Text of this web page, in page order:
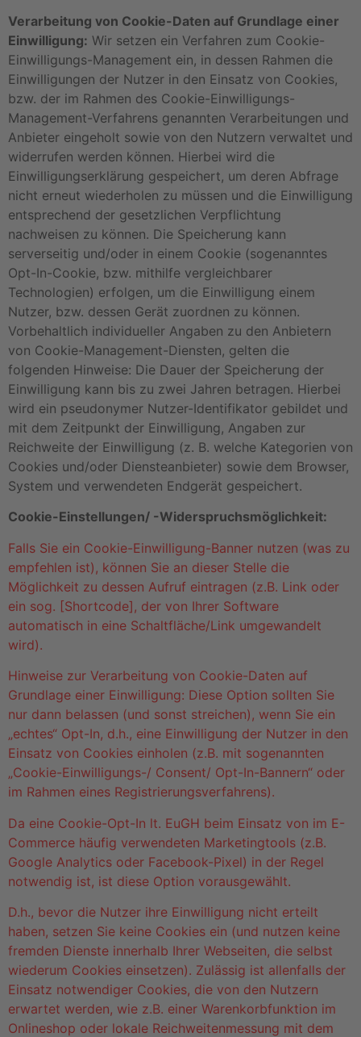
Verarbeitung von Cookie-Daten auf Grundlage einer
Einwilligung: Wir setzen ein Verfahren zum Cookie-
Einwilligungs-Management ein, in dessen Rahmen die
Einwilligungen der Nutzer in den Einsatz von Cookies,
bzw. der im Rahmen des Cookie-Einwilligungs-
Management-Verfahrens genannten Verarbeitungen und
Anbieter eingeholt sowie von den Nutzern verwaltet und
widerrufen werden können. Hierbei wird die
Einwilligungserklärung gespeichert, um deren Abfrage
nicht erneut wiederholen zu müssen und die Einwilligung
entsprechend der gesetzlichen Verpflichtung
nachweisen zu können. Die Speicherung kann
serverseitig und/oder in einem Cookie (sogenanntes
Opt-In-Cookie, bzw. mithilfe vergleichbarer
Technologien) erfolgen, um die Einwilligung einem
Nutzer, bzw. dessen Gerät zuordnen zu können.
Vorbehaltlich individueller Angaben zu den Anbietern
von Cookie-Management-Diensten, gelten die
folgenden Hinweise: Die Dauer der Speicherung der
Einwilligung kann bis zu zwei Jahren betragen. Hierbei
wird ein pseudonymer Nutzer-Identifikator gebildet und
mit dem Zeitpunkt der Einwilligung, Angaben zur
Reichweite der Einwilligung (z. B. welche Kategorien von
Cookies und/oder Diensteanbieter) sowie dem Browser,
System und verwendeten Endgerät gespeichert.
Cookie-Einstellungen/ -Widerspruchsmöglichkeit:
Falls Sie ein Cookie-Einwilligung-Banner nutzen (was zu
empfehlen ist), können Sie an dieser Stelle die
Möglichkeit zu dessen Aufruf eintragen (z.B. Link oder
ein sog. [Shortcode], der von Ihrer Software
automatisch in eine Schaltfläche/Link umgewandelt
wird).
Hinweise zur Verarbeitung von Cookie-Daten auf
Grundlage einer Einwilligung: Diese Option sollten Sie
nur dann belassen (und sonst streichen), wenn Sie ein
„echtes“ Opt-In, d.h., eine Einwilligung der Nutzer in den
Einsatz von Cookies einholen (z.B. mit sogenannten
„Cookie-Einwilligungs-/ Consent/ Opt-In-Bannern“ oder
im Rahmen eines Registrierungsverfahrens).
Da eine Cookie-Opt-In lt. EuGH beim Einsatz von im E-
Commerce häufig verwendeten Marketingtools (z.B.
Google Analytics oder Facebook-Pixel) in der Regel
notwendig ist, ist diese Option vorausgewählt.
D.h., bevor die Nutzer ihre Einwilligung nicht erteilt
haben, setzen Sie keine Cookies ein (und nutzen keine
fremden Dienste innerhalb Ihrer Webseiten, die selbst
wiederum Cookies einsetzen). Zulässig ist allenfalls der
Einsatz notwendiger Cookies, die von den Nutzern
erwartet werden, wie z.B. einer Warenkorbfunktion im
Onlineshop oder lokale Reichweitenmessung mit dem